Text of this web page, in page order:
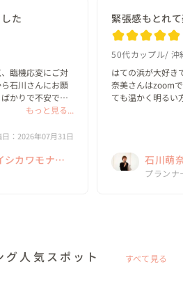
た
臨機応変にご対
石川さんにお願
かりで不安でし
さり安心して当日
恵まれて素敵な思
もっと見る...
：2026年07月31日
シカワモナ
クメラシッ
緊張感もとれ
50代カップル 沖
はての浜が大好き
奈美さんはzoom
ても温かく明るい
石川萌
ミ
プランナ
人気スポット すべて見る